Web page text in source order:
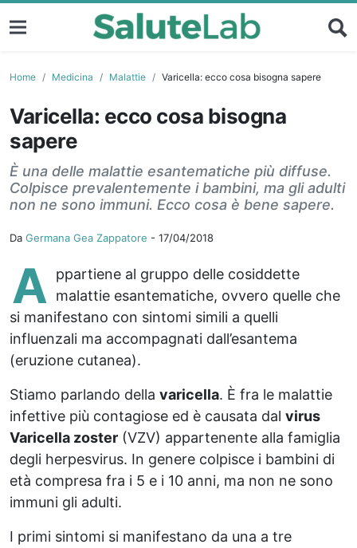
Home Medicina Malattie Varicella: ecco cosa bisogna sapere
Varicella: ecco cosa bisogna
sapere
È una delle malattie esantematiche più diffuse.
Colpisce prevalentemente i bambini, ma gli adulti
non ne sono immuni. Ecco cosa è bene sapere.
Da Germana Gea Zappatore - 17/04/2018
A
ppartiene al gruppo delle cosiddette
malattie esantematiche, ovvero quelle che
si manifestano con sintomi simili a quelli
influenzali ma accompagnati dall’esantema
(eruzione cutanea).
Stiamo parlando della varicella. È fra le malattie
infettive più contagiose ed è causata dal virus
Varicella zoster (VZV) appartenente alla famiglia
degli herpesvirus. In genere colpisce i bambini di
età compresa fra i 5 e i 10 anni, ma non ne sono
immuni gli adulti.
I primi sintomi si manifestano da una a tre